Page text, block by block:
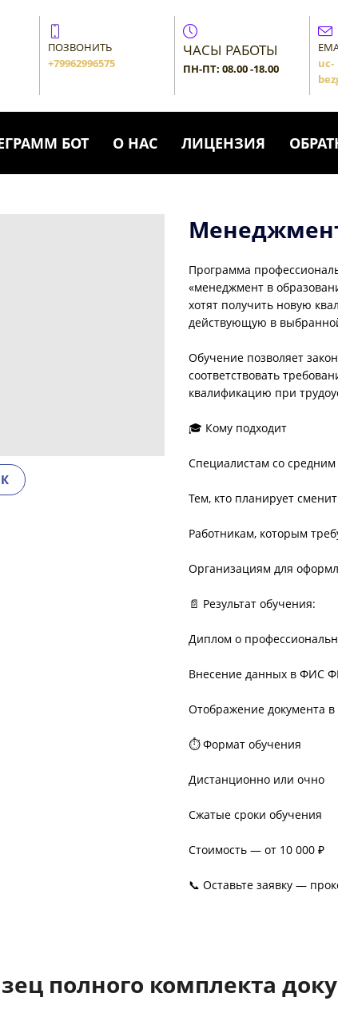
ПОЗВОНИТЬ
+79962996575
ЧАСЫ РАБОТЫ
ПН-ПТ: 08.00 -18.00
uc-
БОТ О НАС ЛИЦЕНЗИЯ
Программа
«менеджмент в
хотят получить новую
действующую в
Обучение позволяет
соответствовать
квалификацию при
🎓 Кому подходит
Специалистам со
Тем, кто планирует
Работникам, которым
Организациям для
📄 Результат обучения:
Диплом о
Внесение данных в ФИС
Отображение документа в
⏱ Формат обучения
Дистанционно или очно
Сжатые сроки обучения
Стоимость — от 10 000 ₽
📞 Оставьте заявку —
полного комплекта